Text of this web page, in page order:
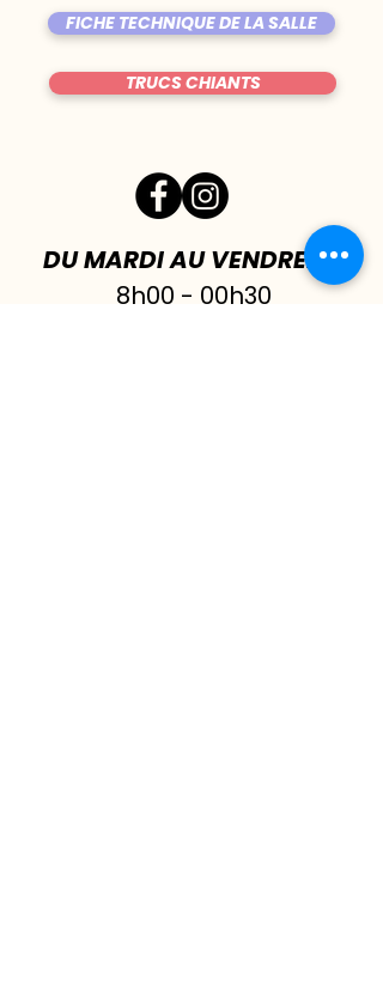
FICHE TECHNIQUE DE LA SALLE
TRUCS CHIANTS
DU MARDI AU VENDREDI|
8h00 - 00h30